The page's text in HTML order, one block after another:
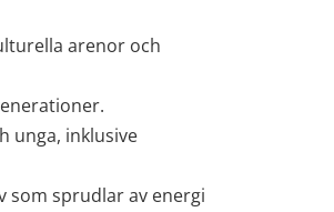
arenor och
unga, inklusive
som sprudlar av energi